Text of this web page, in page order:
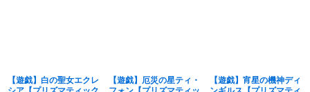
【遊戯】白の聖女エクレ
【遊戯】厄災の星ティ・
【遊戯】宵星の機神ディ